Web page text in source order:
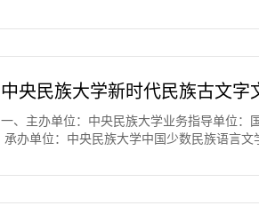
中央民族大学新时代民族古文字
一、主办单位：中央民族大学业务指导单位
承办单位：中央民族大学中国少数民族语言